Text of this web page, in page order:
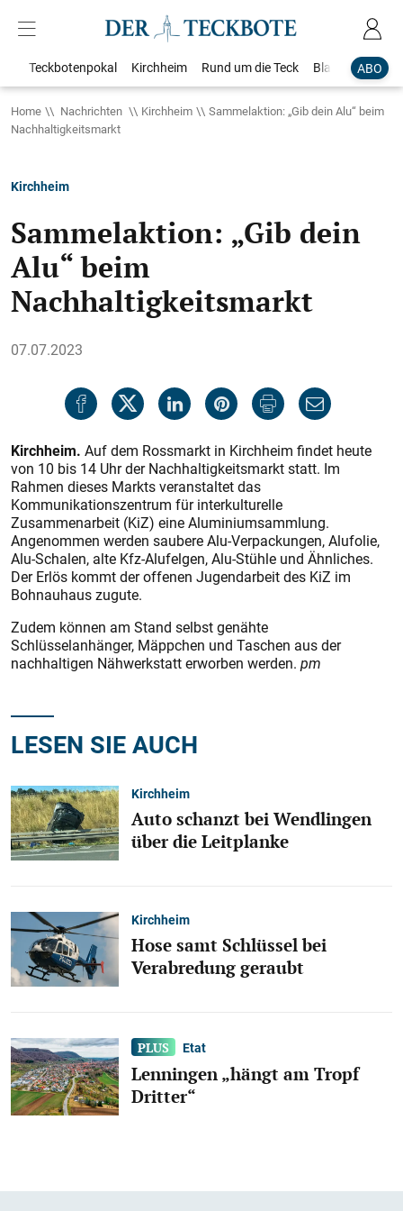
ABO
Teckbotenpokal Kirchheim Rund um die Teck Blaulicht
Home Nachrichten Kirchheim
Sammelaktion: „Gib dein Alu“ beim
Nachhaltigkeitsmarkt
Kirchheim
Sammelaktion: „Gib dein
Alu“ beim
Nachhaltigkeitsmarkt
07.07.2023
Kirchheim. Auf dem Rossmarkt in Kirchheim findet heute
von 10 bis 14 Uhr der Nachhaltigkeitsmarkt statt. Im
Rahmen dieses Markts veranstaltet das
Kommunikationszentrum für interkulturelle
Zusammenarbeit (KiZ) eine Aluminiumsammlung.
Angenommen werden saubere Alu-Verpackungen, Alufolie,
Alu-Schalen, alte Kfz-Alufelgen, Alu-Stühle und Ähnliches.
Der Erlös kommt der offenen Jugendarbeit des KiZ im
Bohnauhaus zugute.
Zudem können am Stand selbst genähte
Schlüsselanhänger, Mäppchen und Taschen aus der
nachhaltigen Nähwerkstatt erworben werden. pm
LESEN SIE AUCH
Kirchheim
Auto schanzt bei Wendlingen
über die Leitplanke
Kirchheim
Hose samt Schlüssel bei
Verabredung geraubt
Etat
Lenningen „hängt am Tropf
Dritter“